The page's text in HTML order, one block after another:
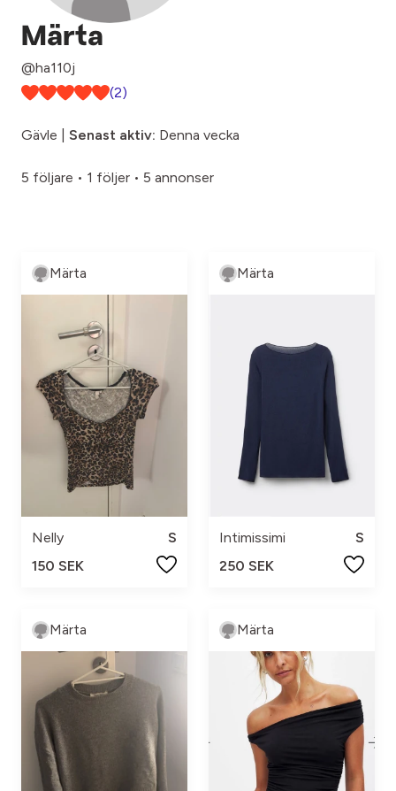
Märta
@ha110j
(2)
Gävle | Senast aktiv: Denna vecka
5 följare • 1 följer • 5 annonser
Märta
Nelly
S
150 SEK
Märta
Intimissimi
S
250 SEK
Märta Märta